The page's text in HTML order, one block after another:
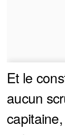
Et le
aucun